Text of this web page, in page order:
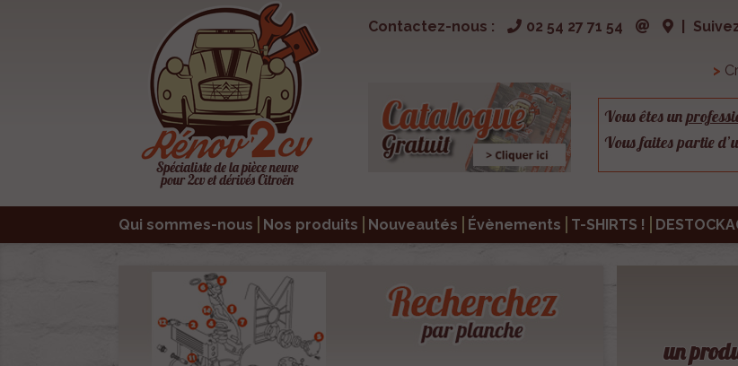
Contactez-nous : 02 54 27 71 54
>
Vous êtes un
Vous faites partie
Qui sommes-nous Nos produits Nouveautés Évènements T-SHIRTS !
un